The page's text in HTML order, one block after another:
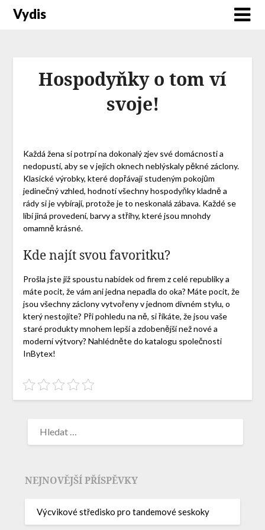
Vydis
Hospodyňky o tom ví
svoje!
Každá žena si potrpí na dokonalý zjev své domácnosti a
nedopustí, aby se v jejích oknech neblýskaly pěknézáclony.
Klasické výrobky, které dopřávají studeným pokojům
jedinečný vzhled, hodnotí všechny hospodyňky kladně a
rády si je vybírají, protože je to neskonalá zábava. Každé se
líbí jiná provedení, barvy a střihy, které jsou mnohdy
omamně krásné.
Kde najít svou favoritku?
Prošla jste již spoustu nabídek od firem z celé republiky a
máte pocit, že vám ani jedna nepadla do oka? Máte pocit, že
jsou všechny záclony vytvořeny v jednom divném stylu, o
který nestojíte? Při pohledu na ně, si říkáte, že jsou vaše
staré produkty mnohem lepší a zdobenější než nové a
moderní výtvory? Nahlédněte do katalogu společnosti
InBytex!
NEJNOVĚJŠÍ PŘÍSPĚVKY
Výcvikové středisko pro tandemové seskoky